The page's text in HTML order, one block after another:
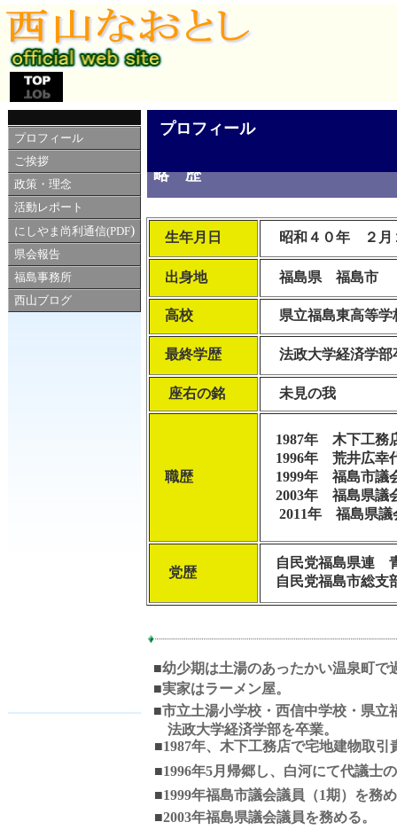
プロフィール
ご挨拶
政策・理念
活動レポート
にしやま尚利通信(PDF)
県会報告
福島事務所
西山ブログ
略 歴
プロフィール
生年月日 昭和４０年 ２月
出身地 福島県 福島市
高校 県立福島東高等学
最終学歴 法政大学経済学部
座右の銘 未見の我
職歴
1987年 木下工務
1996年 荒井広幸
1999年 福島市議
2003年 福島県議
2011年 福島県議
党歴
自民党福島県連
自民党福島市総
■2003年福島県議会議員を務める。
■1999年福島市議会議員（1期）を務
■1996年5月帰郷し、白河にて代議士
■1987年、木下工務店で宅地建物取
■市立土湯小学校・西信中学校・県立
法政大学経済学部を卒業。
■実家はラーメン屋。
■幼少期は土湯のあったかい温泉町で